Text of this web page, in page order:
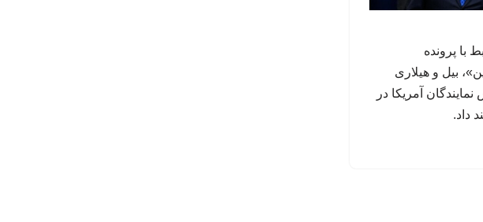
با پرونده
بیل و هیلاری
آمریکا در
داد.